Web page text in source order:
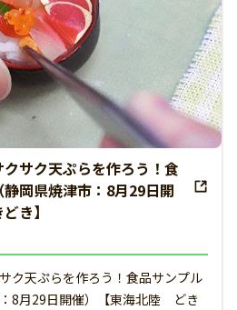
サク天ぷらを作ろう！食
岡県焼津市：8月29日開
き】
ク天ぷらを作ろう！食品サンプル
8月29日開催）【東海北陸 どき